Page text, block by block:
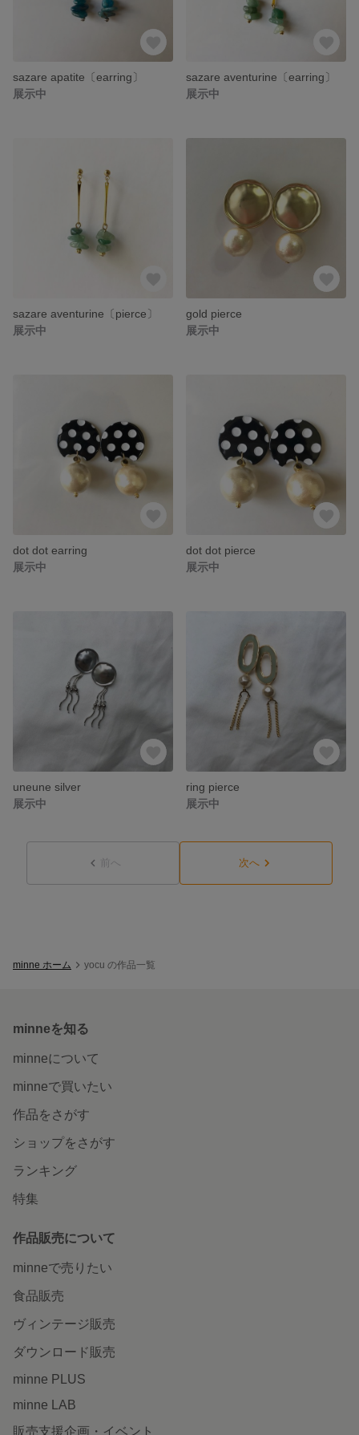
sazare apatite〔earring〕
展示中
sazare aventurine〔earring〕
展示中
sazare aventurine〔pierce〕
展示中
gold pierce
展示中
dot dot earring
展示中
dot dot pierce
展示中
uneune silver
展示中
ring pierce
展示中
前へ 次へ
minne ホーム yocu の作品一覧
minneを知る
minneについて
minneで買いたい
作品をさがす
ショップをさがす
ランキング
特集
作品販売について
minneで売りたい
食品販売
ヴィンテージ販売
ダウンロード販売
minne PLUS
minne LAB
販売支援企画・イベント